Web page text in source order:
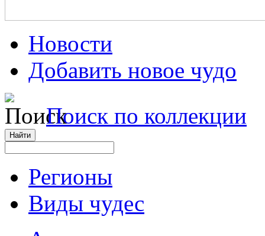
Новости
Добавить новое чудо
Поиск по коллекции
Регионы
Виды чудес